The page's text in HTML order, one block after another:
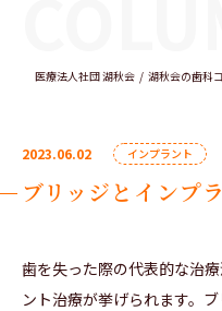
医療法人社団 湖秋会 湖秋会の歯科
2023.06.02 インプラント
ブリッジとインプ
歯を失った際の代表的な治
ント治療が挙げられます。